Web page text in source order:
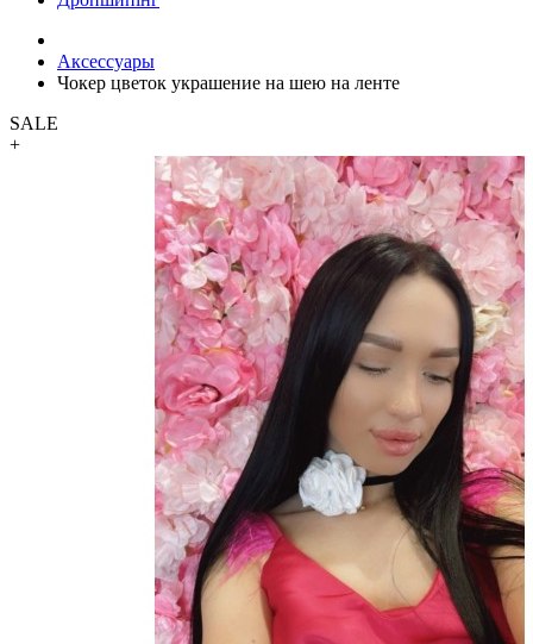
Аксессуары
Чокер цветок украшение на шею на ленте
SALE
+